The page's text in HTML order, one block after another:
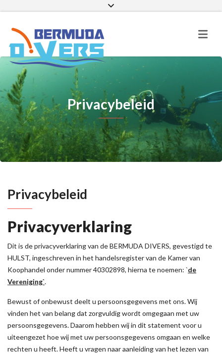
Facebook
Privacybeleid
Privacybeleid
Privacyverklaring
Dit is de privacyverklaring van de BERMUDA DIVERS, gevestigd te
HULST, ingeschreven in het handelsregister van de Kamer van
Koophandel onder nummer 40302898, hierna te noemen: `de
Vereniging`.
Bewust of onbewust deelt u persoonsgegevens met ons. Wij
vinden het van belang dat zorgvuldig wordt omgegaan met uw
persoonsgegevens. Daarom hebben wij in dit statement voor u
uiteengezet hoe wij met uw persoonsgegevens omgaan en welke
rechten u heeft. Heeft u vragen naar aanleiding van het lezen van